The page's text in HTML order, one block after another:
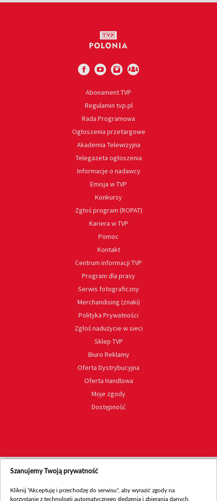
Abonament TVP
Regulamin tvp.pl
Rada Programowa
Ogłoszenia przetargowe
Akademia Telewizyjna
Telegazeta ogłoszenia
Informacje o nadawcy
Emisja w TVP
Konkursy
Zgłoś program (ROPAT)
Kariera w TVP
Pomoc
Kontakt
Centrum informacji TVP
Program dla prasy
Serwis fotograficzny
Merchandising (znaki)
Polityka Prywatności
Zgłoś nadużycie w sieci
Sklep TVP
Biuro Reklamy
Oferta Dystrybucyjna
Oferta Handlowa
Moje zgody
Dostępność
Szanujemy Twoją prywatność
Kliknij "Akceptuję i przechodzę do serwisu", aby wyrazić zgody na
korzystanie z technologii automatycznego śledzenia i zbierania danych,